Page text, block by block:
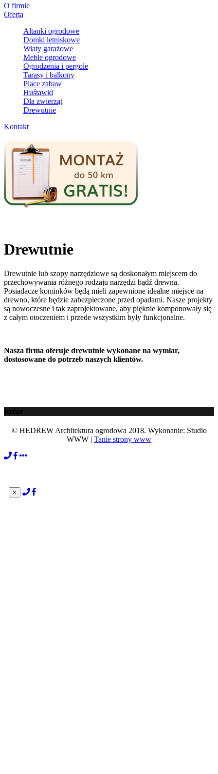
O firmie
Oferta
Altanki ogrodowe
Domki letniskowe
Wiaty garażowe
Meble ogrodowe
Ogrodzenia i pergole
Tarasy i balkony
Place zabaw
Huśtawki
Dla zwierząt
Drewutnie
Kontakt
Drewutnie
Drewutnie lub szopy narzędziowe są doskonałym miejscem do
przechowywania różnego rodzaju narzędzi bądź drewna.
Posiadacze kominków będą mieli zapewnione idealne miejsce na
drewno, które będzie zabezpieczone przed opadami. Nasze projekty
są nowoczesne i tak zaprojektowane, aby pięknie komponowały się
z całym otoczeniem i przede wszystkim były funkcjonalne.
Nasza firma oferuje drewutnie wykonane na wymiar,
dostosowane do potrzeb naszych klientów.
Error
© HEDREW Architektura ogrodowa 2018. Wykonanie: Studio
WWW | Tanie strony www
×